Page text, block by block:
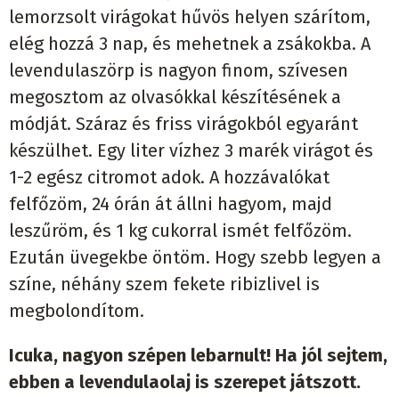
lemorzsolt virágokat hűvös helyen szárítom,
elég hozzá 3 nap, és mehetnek a zsákokba. A
levendulaszörp is nagyon finom, szívesen
megosztom az olvasókkal készítésének a
módját. Száraz és friss virágokból egyaránt
készülhet. Egy liter vízhez 3 marék virágot és
1-2 egész citromot adok. A hozzávalókat
felfőzöm, 24 órán át állni hagyom, majd
leszűröm, és 1 kg cukorral ismét felfőzöm.
Ezután üvegekbe öntöm. Hogy szebb legyen a
színe, néhány szem fekete ribizlivel is
megbolondítom.
Icuka, nagyon szépen lebarnult! Ha jól sejtem,
ebben a levendulaolaj is szerepet játszott.